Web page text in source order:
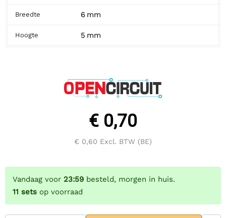
Breedte 6 mm
Hoogte 5 mm
€ 0,70
€ 0,60 Excl. BTW (BE)
Vandaag voor 23:59 besteld, morgen in huis.
11 sets op voorraad